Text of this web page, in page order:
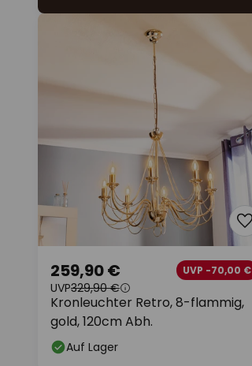
Kronleuchter Retro, 8-flammig,
gold, 120cm Abh.
259,90 € UVP -70,00 €
UVP329,90 €
Auf Lager